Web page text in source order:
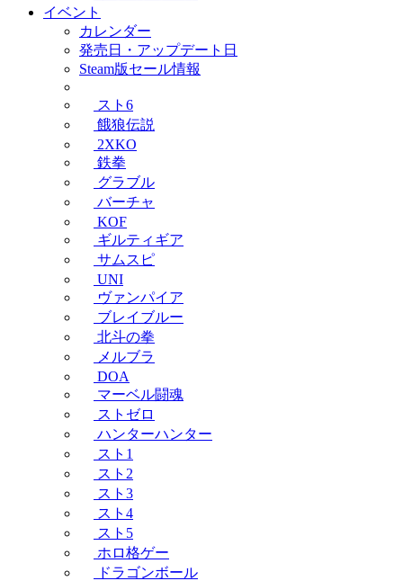
イベント
カレンダー
発売日・アップデート日
Steam版セール情報
スト6
餓狼伝説
2XKO
鉄拳
グラブル
バーチャ
KOF
ギルティギア
サムスピ
UNI
ヴァンパイア
ブレイブルー
北斗の拳
メルブラ
DOA
マーベル闘魂
ストゼロ
ハンターハンター
スト1
スト2
スト3
スト4
スト5
ホロ格ゲー
ドラゴンボール